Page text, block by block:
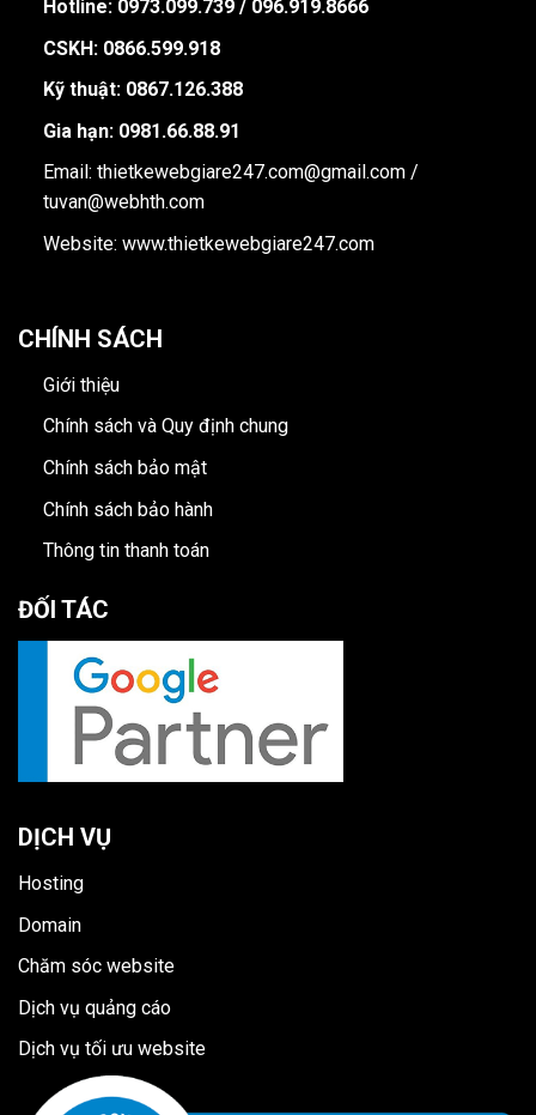
Hotline: 0973.099.739 / 096.919.8666
CSKH: 0866.599.918
Kỹ thuật: 0867.126.388
Gia hạn: 0981.66.88.91
Email: thietkewebgiare247.com@gmail.com /
tuvan@webhth.com
Website: www.thietkewebgiare247.com
CHÍNH SÁCH
Giới thiệu
Chính sách và Quy định chung
Chính sách bảo mật
Chính sách bảo hành
Thông tin thanh toán
ĐỐI TÁC
DỊCH VỤ
Hosting
Domain
Chăm sóc website
Dịch vụ quảng cáo
Dịch vụ tối ưu website